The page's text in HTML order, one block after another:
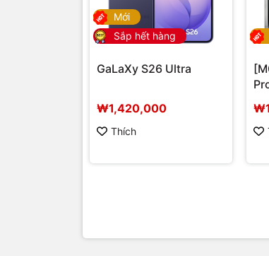
Mới
Sắp hết hàng
GaLaXy S26 Ultra
₩1,420,000
Thích